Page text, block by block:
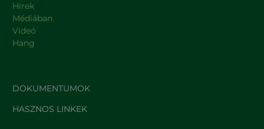
Hírek
Médiában
Videó
Hang
DOKUMENTUMOK
HASZNOS LINKEK